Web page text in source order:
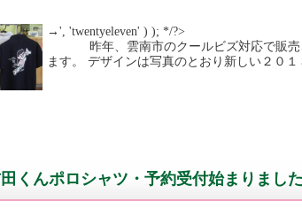
→', 'twentyeleven' ) ); */?>
昨年、雲南市のクールビズ対応で販売さ
ます。 デザインは写真のとおり新しい２０
くんポロシャツ・予約受付始まりました